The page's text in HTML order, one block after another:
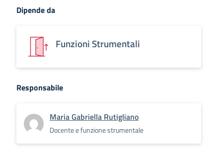
Dipende da
Funzioni Strumentali
Responsabile
Maria Gabriella Rutigliano
Docente e funzione strumentale